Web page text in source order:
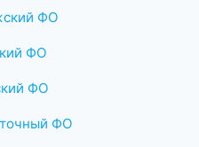
ФО
ФО
ФО
ФО